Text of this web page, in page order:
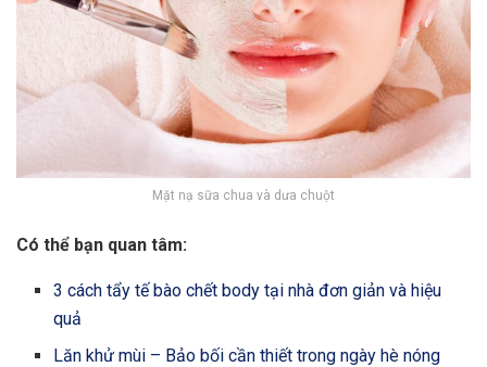
Mặt nạ sữa chua và dưa chuột
Có thể bạn quan tâm:
3 cách tẩy tế bào chết body tại nhà đơn giản và hiệu
quả
Lăn khử mùi – Bảo bối cần thiết trong ngày hè nóng